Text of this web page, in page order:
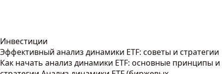
Инвестиции
Эффективный анализ динамики ETF: советы и стратегии
Как начать анализ динамики ETF: основные принципы и